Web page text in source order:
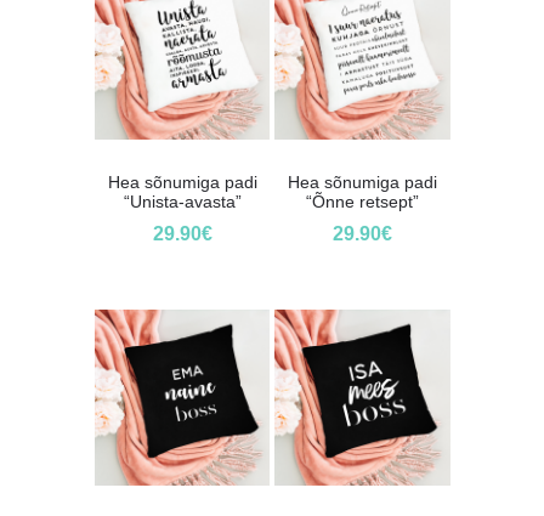
Hea sõnumiga padi
“Unista-avasta”
29.90€
Hea sõnumiga padi
“Õnne retsept”
29.90€